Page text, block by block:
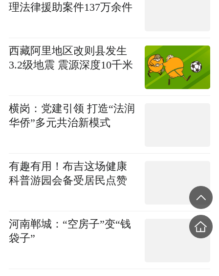
理法律援助案件137万余件
西藏阿里地区改则县发生
3.2级地震 震源深度10千米
横岗：党建引领 打造“法润
华侨”多元共治新模式
有趣有用！布吉这场健康
科普游园会备受居民点赞
河南郸城：“空房子”变“钱
袋子”